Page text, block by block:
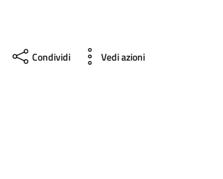
Condividi Vedi azioni